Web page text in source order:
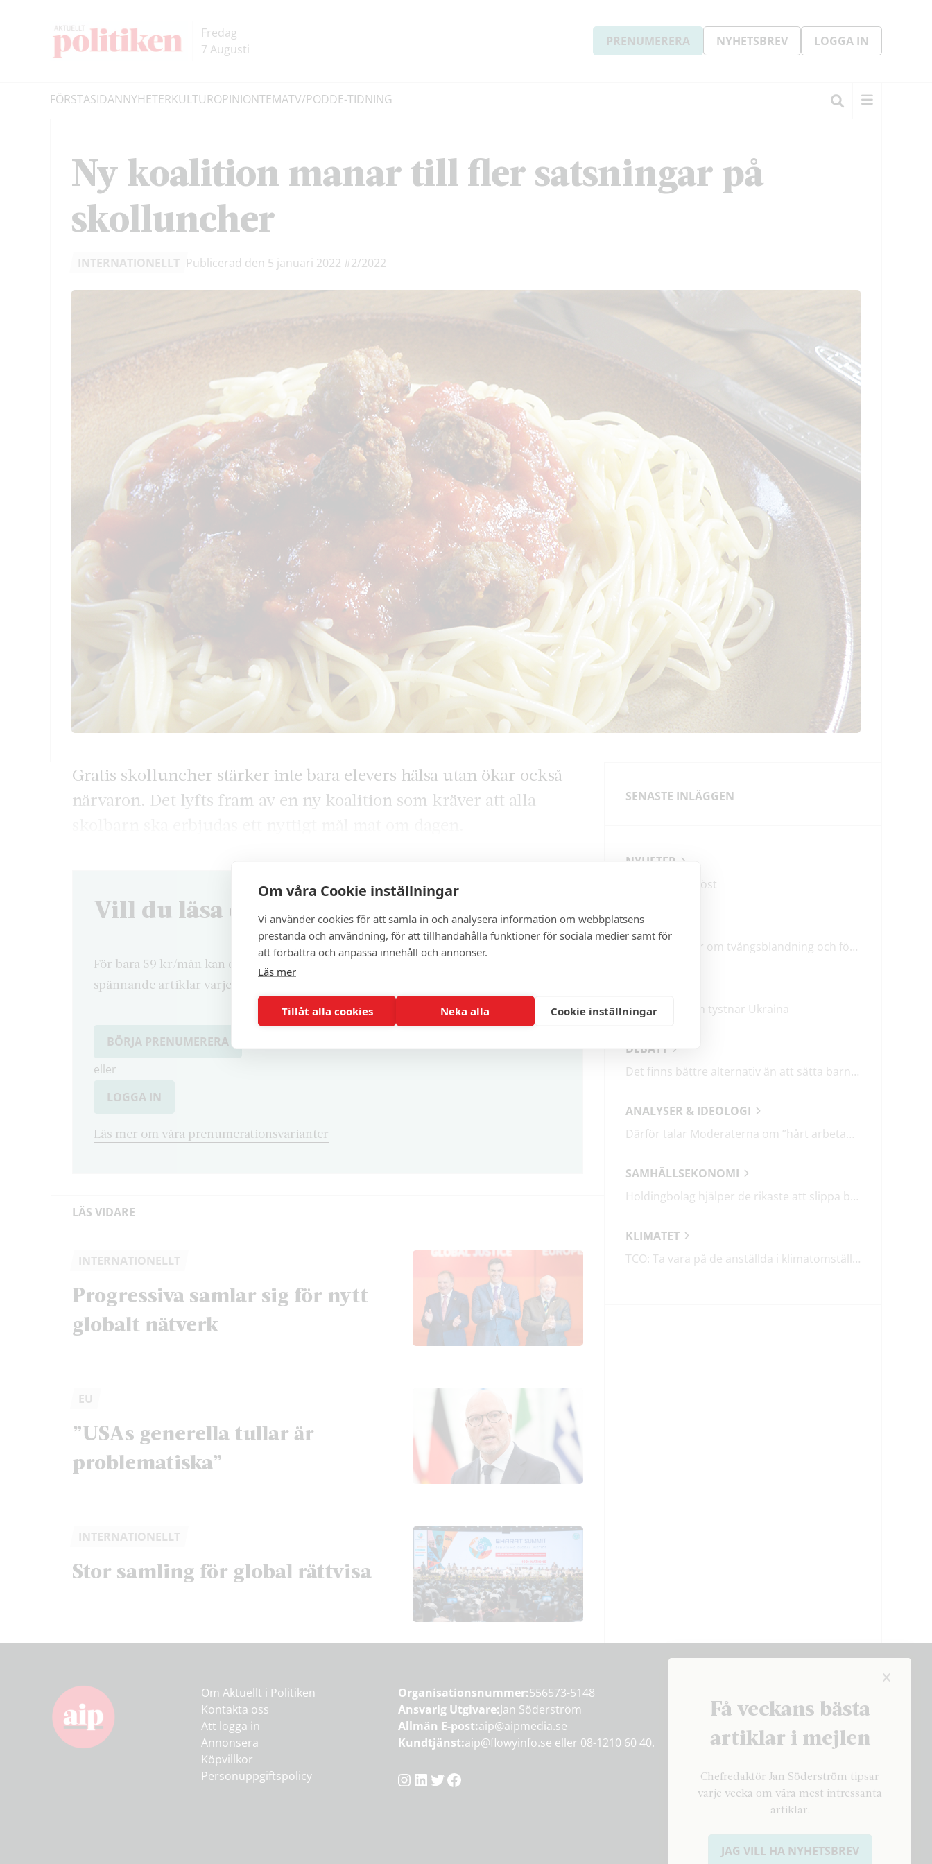
Om våra Cookie inställningar
Vi använder cookies för att samla in och analysera information om webbplatsens
prestanda och användning, för att tillhandahålla funktioner för sociala medier samt för
att förbättra och anpassa innehåll och annonser.
Läs mer
Tillåt alla cookies Neka alla Cookie inställningar
Fredag
7 Augusti
PRENUMERERA NYHETSBREV LOGGA IN
FÖRSTASIDANNYHETERKULTUROPINIONTEMATV/PODDE-TIDNING
Få veckans bästa
artiklar i mejlen
Chefredaktör Jan Söderström tipsar
varje vecka om våra mest intressanta
artiklar.
JAG VILL HA NYHETSBREV
Ny koalition manar till fler satsningar på
skolluncher
INTERNATIONELLT Publicerad den 5 januari 2022 #2/2022
Gratis skolluncher stärker inte bara elevers hälsa utan ökar också
närvaron. Det lyfts fram av en ny koalition som kräver att alla
Vill du läsa denna artikel?
För bara 59 kr/mån kan du läsa både denna och cirka 100 andra exklusiva och
spännande artiklar varje månad.
BÖRJA PRENUMERERA
eller
LOGGA IN
Läs mer om våra prenumerationsvarianter
LÄS VIDARE
INTERNATIONELLT
Progressiva samlar sig för nytt
globalt nätverk
EU
”USAs generella tullar är
problematiska”
INTERNATIONELLT
Stor samling för global rättvisa
SENASTE INLÄGGEN
NYHETER
Det händer i höst
LEDARE
M & SD hycklar om tvångsblandning och förvärrar segregationen
Mitt i frukosten tystnar Ukraina
DEBATT
Det finns bättre alternativ än att sätta barn i fängelse
ANALYSER & IDEOLOGI
Därför talar Moderaterna om ”hårt arbetande människor”
SAMHÄLLSEKONOMI
Holdingbolag hjälper de rikaste att slippa betala miljarder i skatt
KLIMATET
TCO: Ta vara på de anställda i klimatomställningen
Om Aktuellt i Politiken
Kontakta oss
Att logga in
Annonsera
Köpvillkor
Personuppgiftspolicy
Organisationsnummer:556573-5148
Ansvarig Utgivare:Jan Söderström
Allmän E-post:aip@aipmedia.se
Kundtjänst:aip@flowyinfo.se eller 08-1210 60 40.
Instagram
LinkedIn
Twitter
Facebook
Få veckans bästa
artiklar på mejlen